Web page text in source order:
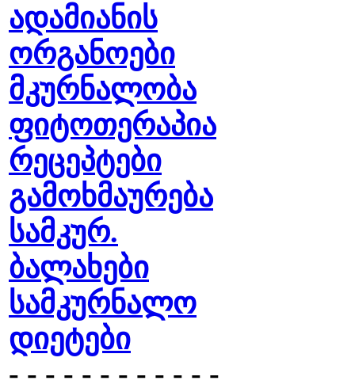
ადამიანის
ორგანოები
მკურნალობა
ფიტოთერაპია
რეცეპტები
გამოხმაურება
სამკურ.
ბალახები
სამკურნალო
დიეტები
- - - - - - - - - - - -